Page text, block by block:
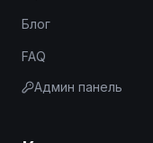
Блог
FAQ
Админ панель